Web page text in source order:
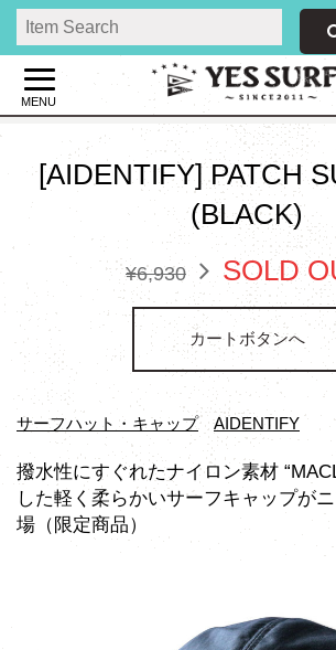
MENU
[AIDENTIFY] PATCH
(BLACK)
¥6,930 SOLD
カートボタンへ
サーフハット・キャップ AIDENTIFY
撥水性にすぐれたナイロン素材
した軽く柔らかいサーフキャップが
場（限定商品）